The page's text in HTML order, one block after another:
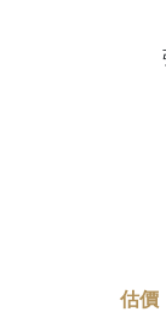
估價